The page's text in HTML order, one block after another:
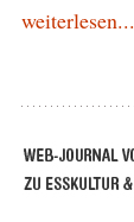
weiterlesen...